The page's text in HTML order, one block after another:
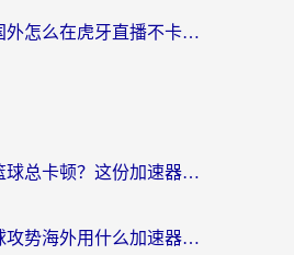
海外党必看：国外怎么在虎牙直播不卡顿？附腾讯视频网易云音乐解决方案
在欧洲打街头篮球总卡顿？这份加速器选择指南帮你解决延迟难题
反恐精英：全球攻势海外用什么加速器登录？海外党国服游戏畅玩指南